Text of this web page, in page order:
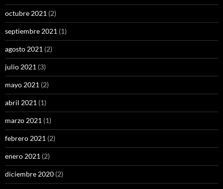
octubre 2021 (2)
septiembre 2021 (1)
agosto 2021 (2)
julio 2021 (3)
mayo 2021 (2)
abril 2021 (1)
marzo 2021 (1)
febrero 2021 (2)
enero 2021 (2)
diciembre 2020 (2)